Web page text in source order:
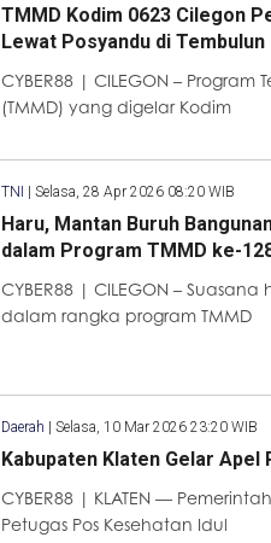
TMMD Kodim 0623 Cilegon
Lewat Posyandu di Tembulun
CYBER88 | CILEGON –
(TMMD) yang digelar Kodim
TNI Selasa, 28 Apr 2026 08:20 WIB
Haru, Mantan Buruh
dalam Program TMMD ke-
CYBER88 | CILEGON –
dalam rangka program TMMD
Daerah Selasa, 10 Mar 2026 23:20 WIB
Kabupaten Klaten Gelar
CYBER88 | KLATEN —
Petugas Pos Kesehatan Idul